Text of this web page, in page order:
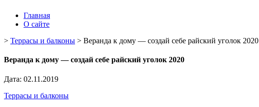
Главная
О сайте
> Террасы и балконы > Веранда к дому — создай себе райский уголок 2020
Веранда к дому — создай себе райский уголок 2020
Дата: 02.11.2019
Террасы и балконы